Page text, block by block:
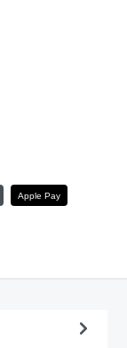
Apple Pay